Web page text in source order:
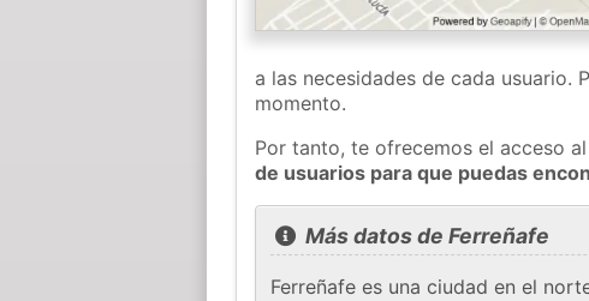
a las necesidades de cada usuario.
momento.
Por tanto, te ofrecemos el acceso
de usuarios para que puedas
Más datos de Ferreñafe
Ferreñafe es una ciudad en el